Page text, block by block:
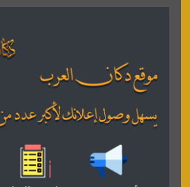
القران للجميع
منتدى همسات روائية
المكتبة الصوتية للقران الكريم
منتدى عدلات
موقع مداد الإسلامي